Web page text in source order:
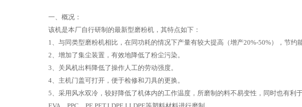
一、概况：
该机是本厂自行研制的最新型磨粉机，其特点如下：
1、与同类型磨粉机相比，在同功耗的情况下产量有较大提高（增产20%-50%），节约
2、增加了集尘装置，有效地降低了粉尘污染。
3、关风机出料降低了操作人工的劳动强度。
4、主机门盖可打开，便于检修和刀具的更换。
5、采用风水双冷，较好降低了机体内的工作温度，所磨制的料不易变性，同时也有利